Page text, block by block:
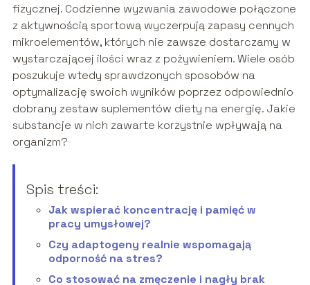
fizycznej. Codzienne wyzwania zawodowe połączone
z aktywnością sportową wyczerpują zapasy cennych
mikroelementów, których nie zawsze dostarczamy w
wystarczającej ilości wraz z pożywieniem. Wiele osób
poszukuje wtedy sprawdzonych sposobów na
optymalizację swoich wyników poprzez odpowiednio
dobrany zestaw suplementów diety na energię. Jakie
substancje w nich zawarte korzystnie wpływają na
organizm?
Spis treści:
Jak wspierać koncentrację i pamięć w
pracy umysłowej?
Czy adaptogeny realnie wspomagają
odporność na stres?
Co stosować na zmęczenie i nagły brak